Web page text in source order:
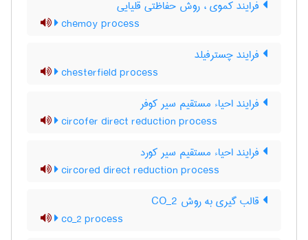
فرایند کموی ، روش حفاظتی قلیایی
chemoy process
فرایند چسترفیلد
chesterfield process
فرایند احیاء مستقیم سیر کوفر
circofer direct reduction process
فرایند احیاء مستقیم سیر کورد
circored direct reduction process
قالب گیری به روش CO_2
co_2 process